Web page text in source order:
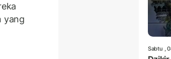
yang
Sabtu ,